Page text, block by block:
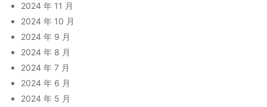
2024 年 11 月
2024 年 10 月
2024 年 9 月
2024 年 8 月
2024 年 7 月
2024 年 6 月
2024 年 5 月